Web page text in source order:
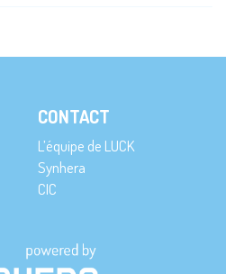
CONTACT
L’équipe de LUCK
Synhera
CIC